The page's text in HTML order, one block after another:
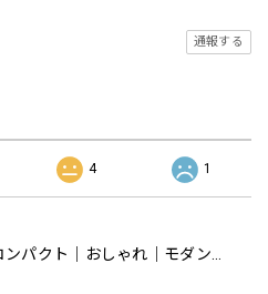
通報する
4 1